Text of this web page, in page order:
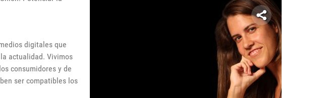
digitales que
actualidad. Vivimos
consumidores y de
ser compatibles los